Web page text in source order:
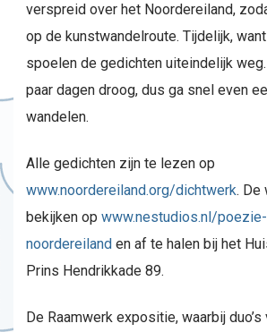
verspreid over het Noordereiland,
op de kunstwandelroute. Tijdelijk,
spoelen de gedichten uiteindelijk
paar dagen droog, dus ga snel even
wandelen.
Alle gedichten zijn te lezen op
www.noordereiland.org/dichtwerk. De
bekijken op www.nestudios.nl/
noordereiland en af te halen bij het
Prins Hendrikkade 89.
De Raamwerk expositie, waarbij